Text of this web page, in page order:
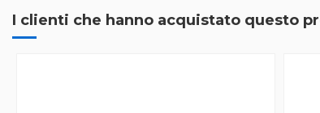
I clienti che hanno acquistato questo